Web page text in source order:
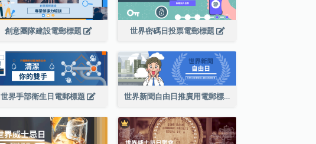
創意團隊建設電郵標題 世界密碼日投票電郵標題
世界手部衛生日電郵標題 世界新聞自由日推廣用電郵標題